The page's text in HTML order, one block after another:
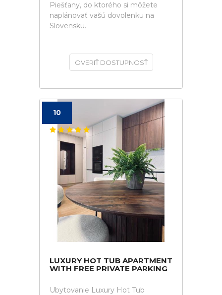
Piešťany, do ktorého si môžete
naplánovať vašú dovolenku na
Slovensku.
OVERIŤ DOSTUPNOSŤ
10
LUXURY HOT TUB APARTMENT
WITH FREE PRIVATE PARKING
Ubytovanie Luxury Hot Tub